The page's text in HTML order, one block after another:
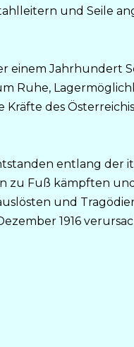
und Seile
einem Jahrhundert
Ruhe,
des
entlang der
zu Fuß kämpften
und
1916